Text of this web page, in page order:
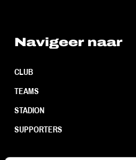
Navigeer naar
CLUB
TEAMS
STADION
SUPPORTERS